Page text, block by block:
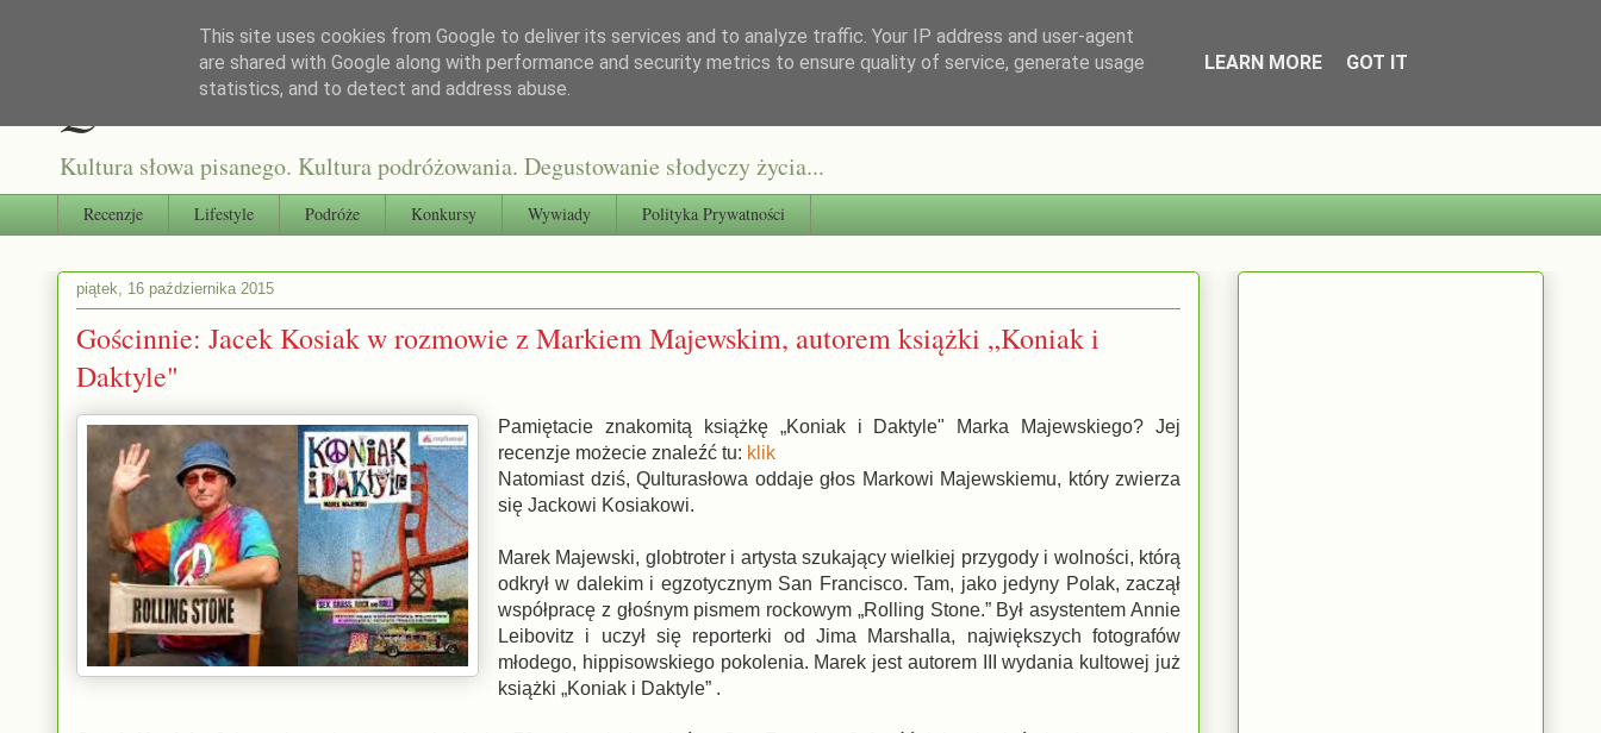
Qultura słowa
Kultura słowa pisanego. Kultura podróżowania. Degustowanie słodyczy życia...
Recenzje Lifestyle Podróże Konkursy Wywiady Polityka Prywatności
piątek, 16 października 2015
Gościnnie: Jacek Kosiak w rozmowie z Markiem Majewskim, autorem książki „Koniak i
Daktyle"
Pamiętacie znakomitą książkę „Koniak i Daktyle" Marka Majewskiego? Jej
recenzje możecie znaleźć tu: klik
Natomiast dziś, Qulturasłowa oddaje głos Markowi Majewskiemu, który zwierza
się Jackowi Kosiakowi.
Marek Majewski, globtroter i artysta szukający wielkiej przygody i wolności, którą
odkrył w dalekim i egzotycznym San Francisco. Tam, jako jedyny Polak, zaczął
współpracę z głośnym pismem rockowym „Rolling Stone.” Był asystentem Annie
Leibovitz i uczył się reporterki od Jima Marshalla, największych fotografów
młodego, hippisowskiego pokolenia. Marek jest autorem III wydania kultowej już
książki „Koniak i Daktyle” .
This site uses cookies from Google to deliver its services and to analyze traffic. Your IP address and user-agent
are shared with Google along with performance and security metrics to ensure quality of service, generate usage
statistics, and to detect and address abuse.
LEARN MORE GOT IT